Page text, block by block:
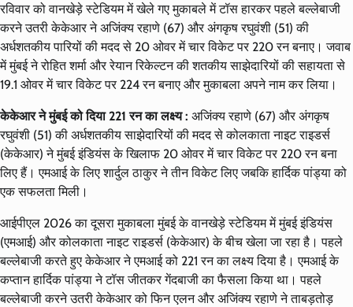
रविवार को वानखेड़े स्टेडियम में खेले गए मुकाबले में टॉस हारकर पहले बल्लेबाजी
करने उतरी केकेआर ने अजिंक्य रहाणे (67) और अंगकृष रघुवंशी (51) की
अर्धशतकीय पारियों की मदद से 20 ओवर में चार विकेट पर 220 रन बनाए। जवाब
में मुंबई ने रोहित शर्मा और रेयान रिकेल्टन की शतकीय साझेदारियों की सहायता से
19.1 ओवर में चार विकेट पर 224 रन बनाए और मुकाबला अपने नाम कर लिया।
केकेआर ने मुंबई को दिया 221 रन का लक्ष्य : अजिंक्य रहाणे (67) और अंगकृष
रघुवंशी (51) की अर्धशतकीय साझेदारियों की मदद से कोलकाता नाइट राइडर्स
(केकेआर) ने मुंबई इंडियंस के खिलाफ 20 ओवर में चार विकेट पर 220 रन बना
लिए हैं। एमआई के लिए शार्दुल ठाकुर ने तीन विकेट लिए जबकि हार्दिक पांड्या को
एक सफलता मिली।
आईपीएल 2026 का दूसरा मुकाबला मुंबई के वानखेड़े स्टेडियम में मुंबई इंडियंस
(एमआई) और कोलकाता नाइट राइडर्स (केकेआर) के बीच खेला जा रहा है। पहले
बल्लेबाजी करते हुए केकेआर ने एमआई को 221 रन का लक्ष्य दिया है। एमआई के
कप्तान हार्दिक पांड्या ने टॉस जीतकर गेंदबाजी का फैसला किया था। पहले
बल्लेबाजी करने उतरी केकेआर को फिन एलन और अजिंक्य रहाणे ने ताबड़तोड़